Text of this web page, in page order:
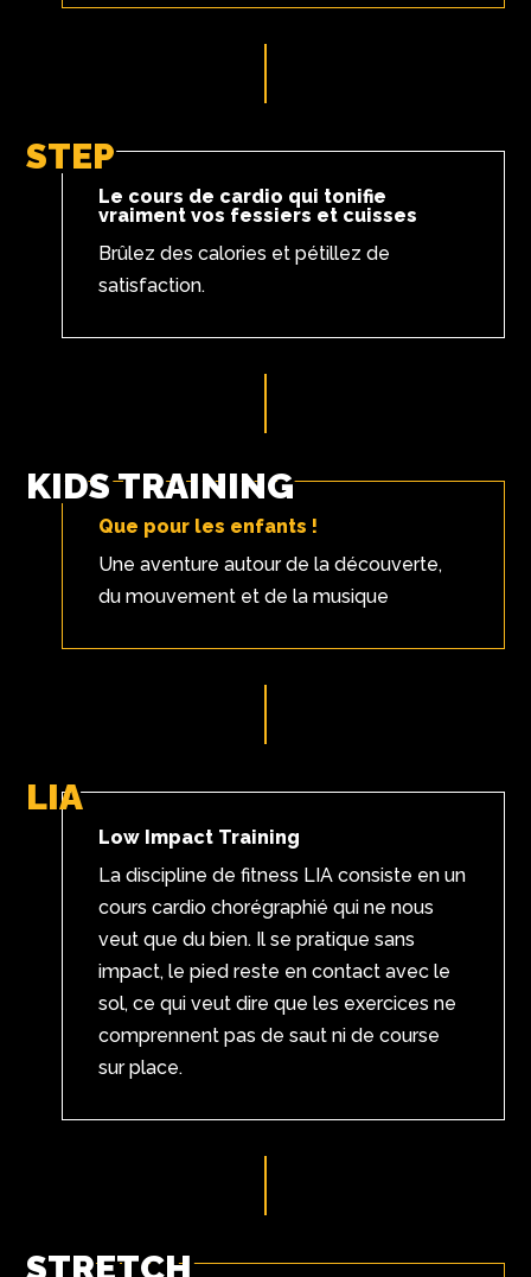
STEP
Le cours de cardio qui tonifie
vraiment vos fessiers et cuisses
Brûlez des calories et pétillez de
satisfaction.
KIDS TRAINING
Que pour les enfants !
Une aventure autour de la découverte,
du mouvement et de la musique
LIA
Low Impact Training
La discipline de fitness LIA consiste en un
cours cardio chorégraphié qui ne nous
veut que du bien. Il se pratique sans
impact, le pied reste en contact avec le
sol, ce qui veut dire que les exercices ne
comprennent pas de saut ni de course
sur place.
STRETCH